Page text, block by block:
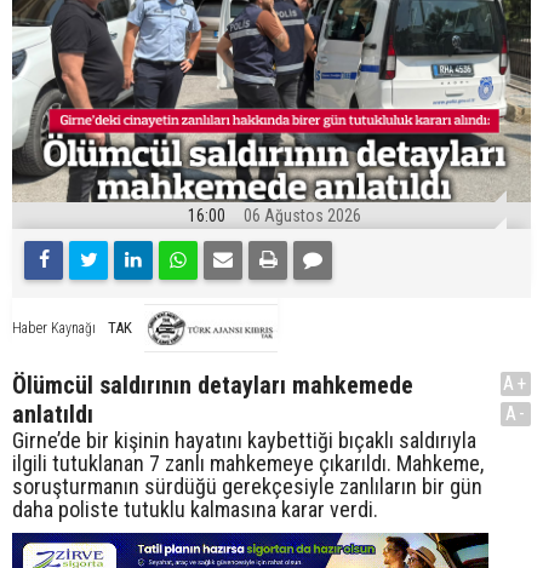
16:00 06 Ağustos 2026
Haber Kaynağı TAK
Ölümcül saldırının detayları mahkemede
anlatıldı
Girne’de bir kişinin hayatını kaybettiği bıçaklı saldırıyla
ilgili tutuklanan 7 zanlı mahkemeye çıkarıldı. Mahkeme,
soruşturmanın sürdüğü gerekçesiyle zanlıların bir gün
daha poliste tutuklu kalmasına karar verdi.
A+
A-